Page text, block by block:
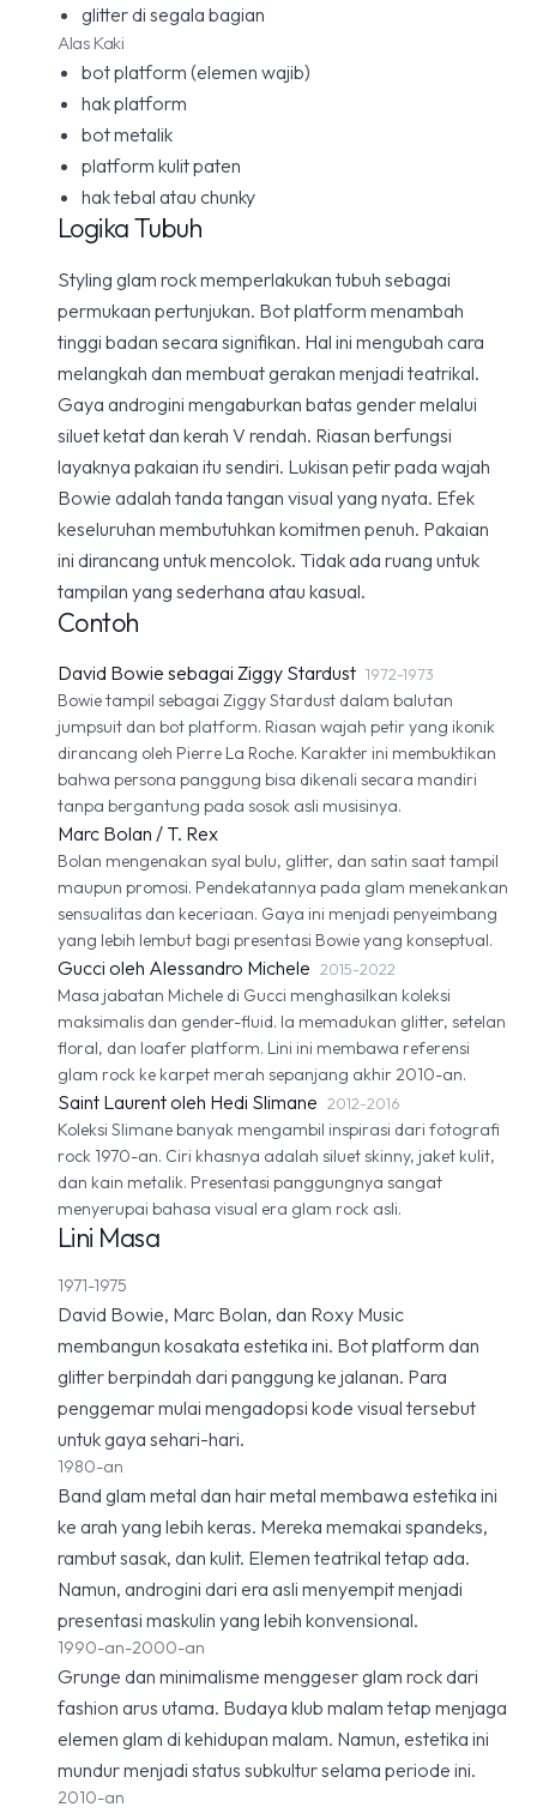
glitter di segala bagian
Alas Kaki
bot platform (elemen wajib)
hak platform
bot metalik
platform kulit paten
hak tebal atau chunky
Logika Tubuh
Styling glam rock memperlakukan tubuh sebagai
permukaan pertunjukan. Bot platform menambah
tinggi badan secara signifikan. Hal ini mengubah cara
melangkah dan membuat gerakan menjadi teatrikal.
Gaya androgini mengaburkan batas gender melalui
siluet ketat dan kerah V rendah. Riasan berfungsi
layaknya pakaian itu sendiri. Lukisan petir pada wajah
Bowie adalah tanda tangan visual yang nyata. Efek
keseluruhan membutuhkan komitmen penuh. Pakaian
ini dirancang untuk mencolok. Tidak ada ruang untuk
tampilan yang sederhana atau kasual.
Contoh
David Bowie sebagai Ziggy Stardust 1972-1973
Bowie tampil sebagai Ziggy Stardust dalam balutan
jumpsuit dan bot platform. Riasan wajah petir yang ikonik
dirancang oleh Pierre La Roche. Karakter ini membuktikan
bahwa persona panggung bisa dikenali secara mandiri
tanpa bergantung pada sosok asli musisinya.
Marc Bolan / T. Rex
Bolan mengenakan syal bulu, glitter, dan satin saat tampil
maupun promosi. Pendekatannya pada glam menekankan
sensualitas dan keceriaan. Gaya ini menjadi penyeimbang
yang lebih lembut bagi presentasi Bowie yang konseptual.
Gucci oleh Alessandro Michele 2015-2022
Masa jabatan Michele di Gucci menghasilkan koleksi
maksimalis dan gender-fluid. Ia memadukan glitter, setelan
floral, dan loafer platform. Lini ini membawa referensi
glam rock ke karpet merah sepanjang akhir 2010-an.
Saint Laurent oleh Hedi Slimane 2012-2016
Koleksi Slimane banyak mengambil inspirasi dari fotografi
rock 1970-an. Ciri khasnya adalah siluet skinny, jaket kulit,
dan kain metalik. Presentasi panggungnya sangat
menyerupai bahasa visual era glam rock asli.
Lini Masa
1971-1975
David Bowie, Marc Bolan, dan Roxy Music
membangun kosakata estetika ini. Bot platform dan
glitter berpindah dari panggung ke jalanan. Para
penggemar mulai mengadopsi kode visual tersebut
untuk gaya sehari-hari.
1980-an
Band glam metal dan hair metal membawa estetika ini
ke arah yang lebih keras. Mereka memakai spandeks,
rambut sasak, dan kulit. Elemen teatrikal tetap ada.
Namun, androgini dari era asli menyempit menjadi
presentasi maskulin yang lebih konvensional.
1990-an-2000-an
Grunge dan minimalisme menggeser glam rock dari
fashion arus utama. Budaya klub malam tetap menjaga
elemen glam di kehidupan malam. Namun, estetika ini
mundur menjadi status subkultur selama periode ini.
2010-an